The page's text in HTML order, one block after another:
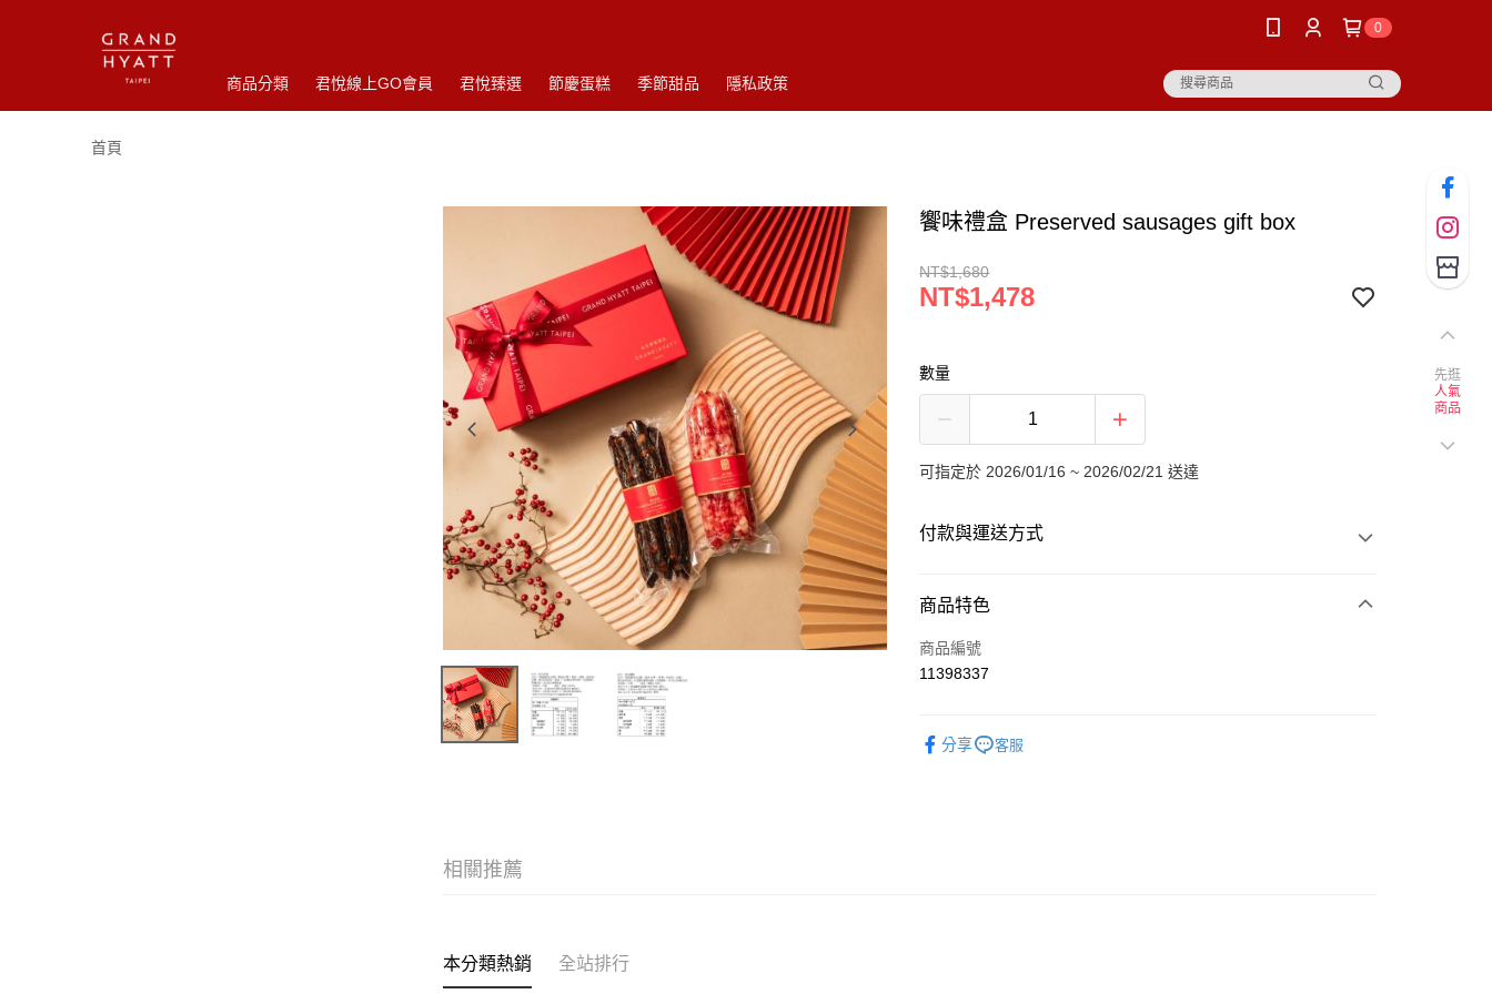
0
商品分類 君悅線上GO會員 君悅臻選 節慶蛋糕 季節甜品 隱私政策
首頁
饗味禮盒 Preserved sausages gift box
NT$1,680
NT$1,478
數量
可指定於 2026/01/16 ~ 2026/02/21 送達
付款與運送方式
付款方式
信用卡一次付款
常溫宅配
商品特色
商品編號
11398337
分享 客服
相關推薦
本分類熱銷 全站排行
先逛
人氣
商品